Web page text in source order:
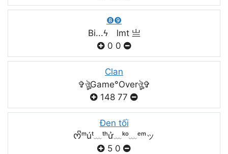
❽❾
Bi...ϟ lmt 亗
0 0
Clan
✞ঔৣGame°Overঔৣ✞
148 77
Đen tối
ᰔᩚᵐúᵗ﹏ᵗʰử﹏ᵏᵒ﹏ᵉᵐッ
5 0